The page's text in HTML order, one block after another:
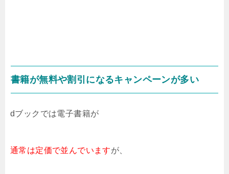
書籍が無料や割引になるキャンペーンが多い
dブックでは電子書籍が
通常は定価で並んでいますが、